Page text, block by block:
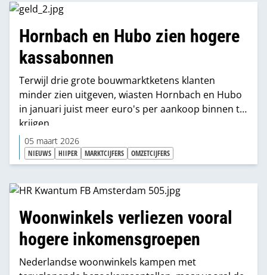
Hornbach en Hubo zien hogere
kassabonnen
Terwijl drie grote bouwmarktketens klanten
minder zien uitgeven, wiasten Hornbach en Hubo
in januari juist meer euro's per aankoop binnen te
krijgen.
05 maart 2026
NIEUWS HIIPER MARKTCIJFERS OMZETCIJFERS
Woonwinkels verliezen vooral
hogere inkomensgroepen
Nederlandse woonwinkels kampen met